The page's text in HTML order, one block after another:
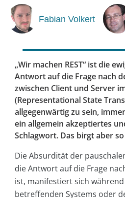
Fabian Volkert
„Wir machen REST“ ist die
Antwort auf die Frage nach
zwischen Client und Server
(Representational State
allgegenwärtig zu sein,
ein allgemein akzeptiertes
Schlagwort. Das birgt aber
Die Absurdität der
die Antwort auf die Frage
ist, manifestiert sich
betreffenden Systems oder